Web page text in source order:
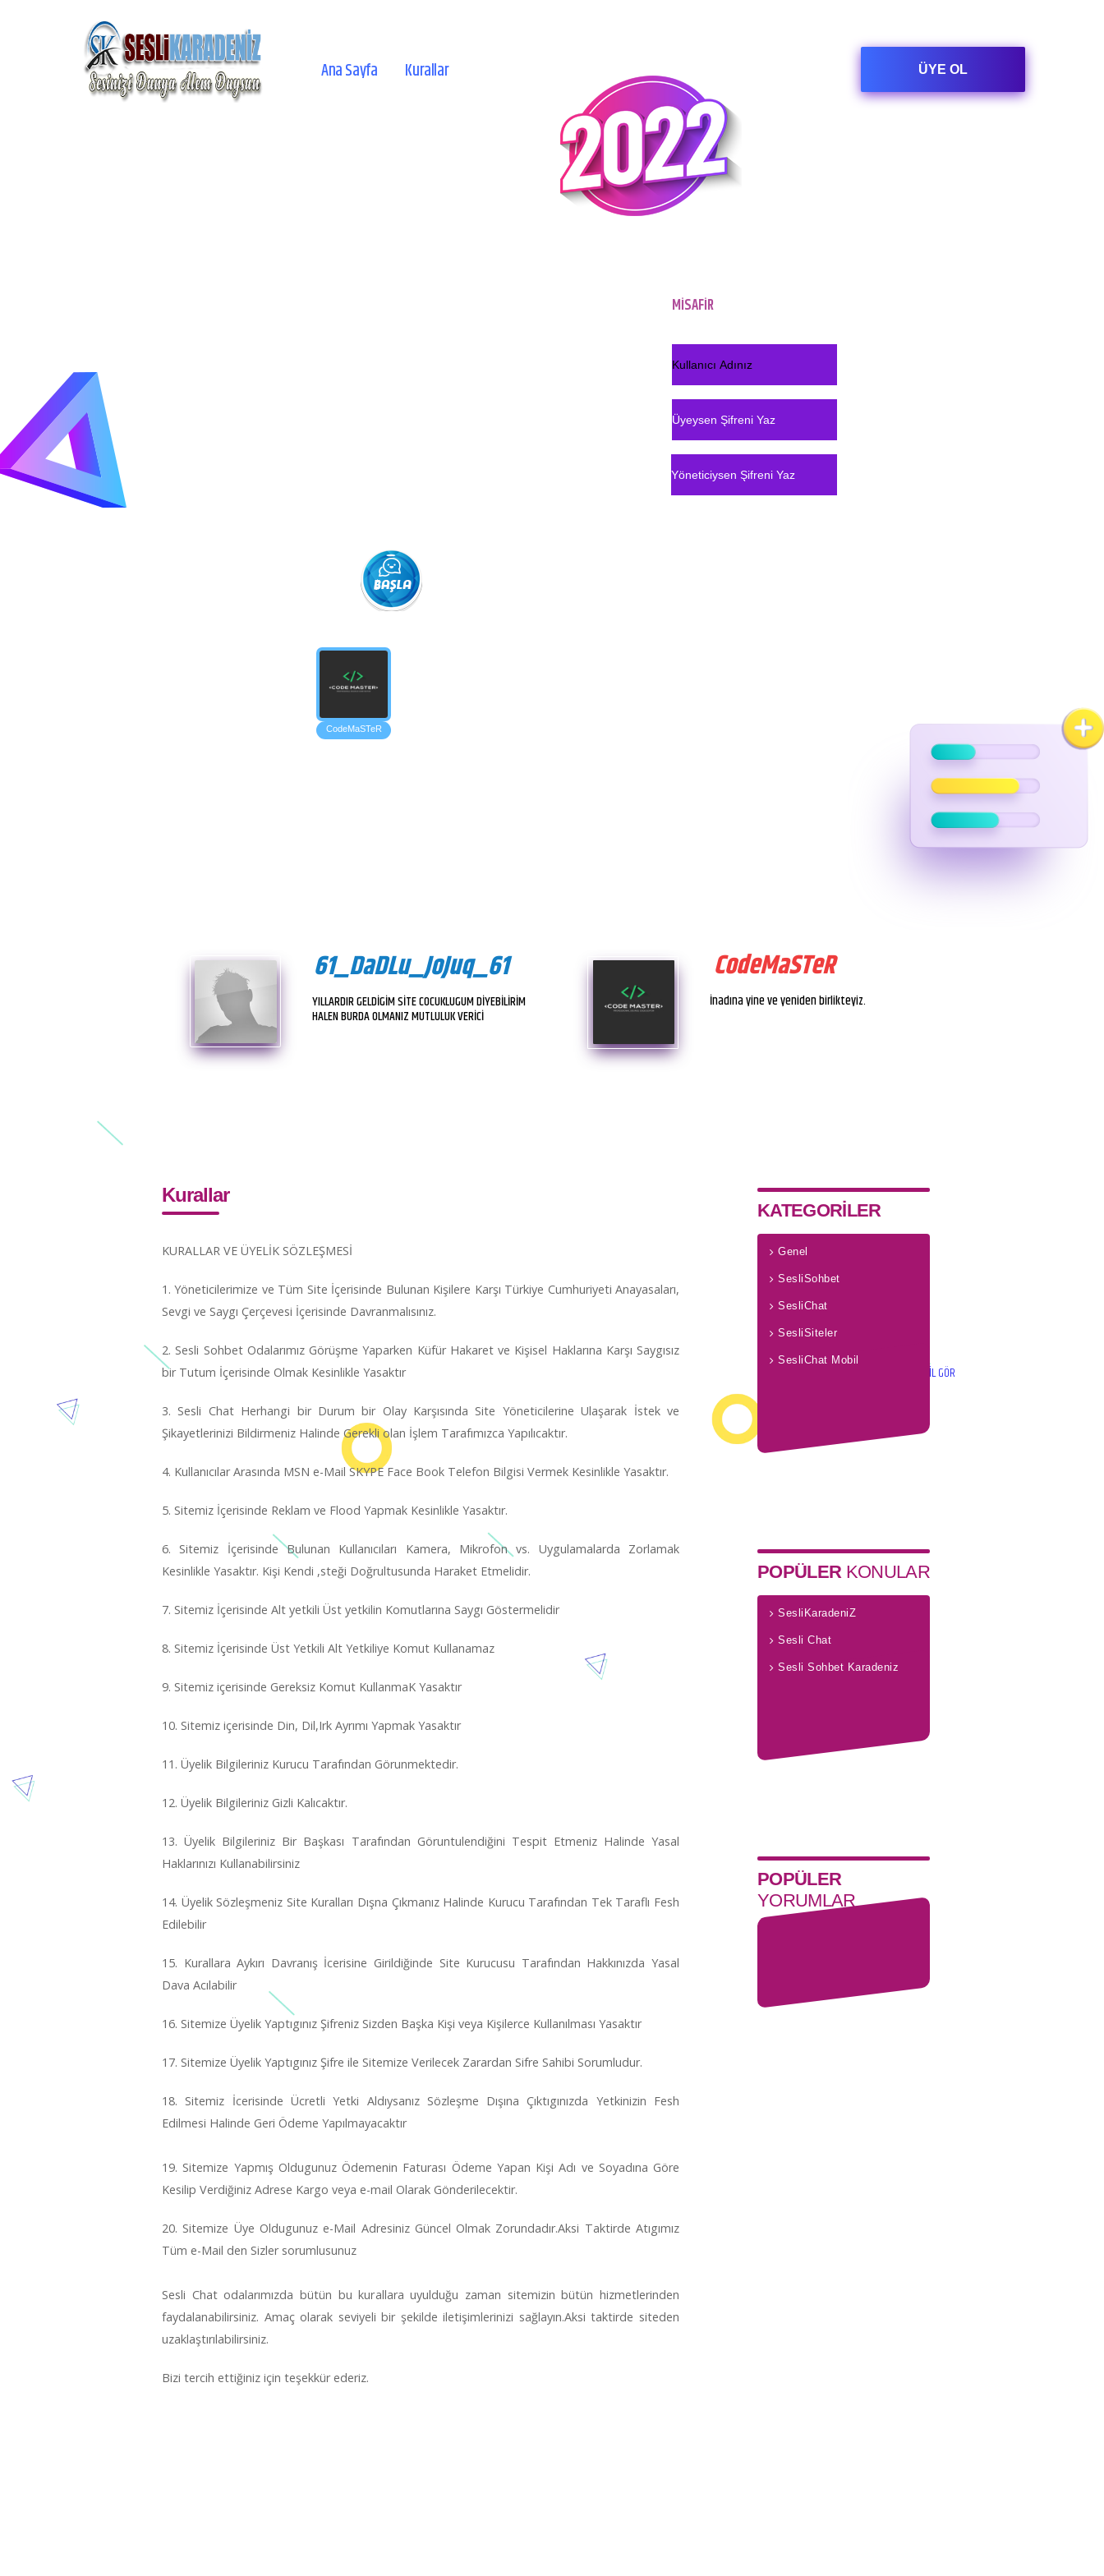
ÜYE OL
Ana Sayfa Kurallar
MİSAFİR
CodeMaSTeR
61_DaDLu_JoJuq_61
YILLARDIR GELDİGİM SİTE COCUKLUGUM DİYEBİLİRİM
HALEN BURDA OLMANIZ MUTLULUK VERİCİ
CodeMaSTeR
İnadına yine ve yeniden birlikteyiz.
PROFİL GÖR
Kurallar
KURALLAR VE ÜYELİK SÖZLEŞMESİ
1. Yöneticilerimize ve Tüm Site İçerisinde Bulunan Kişilere Karşı Türkiye Cumhuriyeti Anayasaları,
Sevgi ve Saygı Çerçevesi İçerisinde Davranmalısınız.
2. Sesli Sohbet Odalarımız Görüşme Yaparken Küfür Hakaret ve Kişisel Haklarına Karşı Saygısız
bir Tutum İçerisinde Olmak Kesinlikle Yasaktır
3. Sesli Chat Herhangi bir Durum bir Olay Karşısında Site Yöneticilerine Ulaşarak İstek ve
Şikayetlerinizi Bildirmeniz Halinde Gerekli olan İşlem Tarafımızca Yapılıcaktır.
4. Kullanıcılar Arasında MSN e-Mail SKYPE Face Book Telefon Bilgisi Vermek Kesinlikle Yasaktır.
5. Sitemiz İçerisinde Reklam ve Flood Yapmak Kesinlikle Yasaktır.
6. Sitemiz İçerisinde Bulunan Kullanıcıları Kamera, Mikrofon vs. Uygulamalarda Zorlamak
Kesinlikle Yasaktır. Kişi Kendi ,steği Doğrultusunda Haraket Etmelidir.
7. Sitemiz İçerisinde Alt yetkili Üst yetkilin Komutlarına Saygı Göstermelidir
8. Sitemiz İçerisinde Üst Yetkili Alt Yetkiliye Komut Kullanamaz
9. Sitemiz içerisinde Gereksiz Komut KullanmaK Yasaktır
10. Sitemiz içerisinde Din, Dil,Irk Ayrımı Yapmak Yasaktır
11. Üyelik Bilgileriniz Kurucu Tarafından Görunmektedir.
12. Üyelik Bilgileriniz Gizli Kalıcaktır.
13. Üyelik Bilgileriniz Bir Başkası Tarafından Göruntulendiğini Tespit Etmeniz Halinde Yasal
Haklarınızı Kullanabilirsiniz
14. Üyelik Sözleşmeniz Site Kuralları Dışna Çıkmanız Halinde Kurucu Tarafından Tek Taraflı Fesh
Edilebilir
15. Kurallara Aykırı Davranış İcerisine Girildiğinde Site Kurucusu Tarafından Hakkınızda Yasal
Dava Acılabilir
16. Sitemize Üyelik Yaptıgınız Şifreniz Sizden Başka Kişi veya Kişilerce Kullanılması Yasaktır
17. Sitemize Üyelik Yaptıgınız Şifre ile Sitemize Verilecek Zarardan Sifre Sahibi Sorumludur.
18. Sitemiz İcerisinde Ücretli Yetki Aldıysanız Sözleşme Dışına Çıktıgınızda Yetkinizin Fesh
Edilmesi Halinde Geri Ödeme Yapılmayacaktır
19. Sitemize Yapmış Oldugunuz Ödemenin Faturası Ödeme Yapan Kişi Adı ve Soyadına Göre
Kesilip Verdiğiniz Adrese Kargo veya e-mail Olarak Gönderilecektir.
20. Sitemize Üye Oldugunuz e-Mail Adresiniz Güncel Olmak Zorundadır.Aksi Taktirde Atıgımız
Tüm e-Mail den Sizler sorumlusunuz
Sesli Chat odalarımızda bütün bu kurallara uyulduğu zaman sitemizin bütün hizmetlerinden
faydalanabilirsiniz. Amaç olarak seviyeli bir şekilde iletişimlerinizi sağlayın.Aksi taktirde siteden
uzaklaştırılabilirsiniz.
Bizi tercih ettiğiniz için teşekkür ederiz.
KATEGORİLER
Genel
SesliSohbet
SesliChat
SesliSiteler
SesliChat Mobil
POPÜLERKONULAR
SesliKaradeniZ
Sesli Chat
Sesli Sohbet Karadeniz
POPÜLER
YORUMLAR